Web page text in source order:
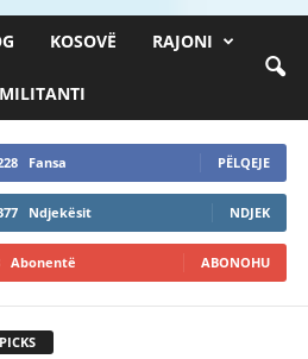
KOSOVË RAJONI
Fansa PËLQEJE
Ndjekësit NDJEK
Abonentë ABONOHU